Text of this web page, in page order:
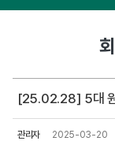
[25.02.28] 5대
관리자 2025-03-20